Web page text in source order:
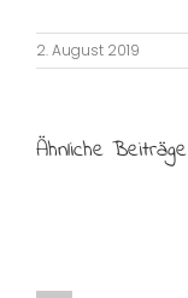
2. August 2019
Ähnliche Beiträge